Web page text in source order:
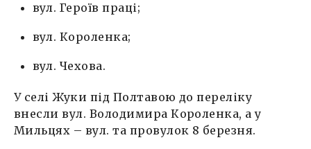
вул. Героїв праці;
вул. Короленка;
вул. Чехова.
У селі Жуки під Полтавою до переліку
внесли вул. Володимира Короленка, а у
Мильцях – вул. та провулок 8 березня.